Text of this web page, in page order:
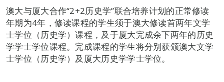
澳大与厦大合作“2+2历史学”联合培养计划的正常修读
年期为4年，修读课程的学生须于澳大修读首两年文学
士学位（历史学）课程，及于厦大完成余下两年的历史
学学士学位课程。完成课程的学生将分别获颁澳大文学
士学位（历史学）及厦大历史学学士学位。